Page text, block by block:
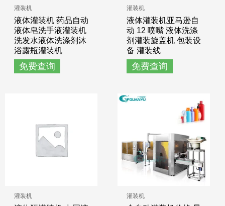
灌装机
液体灌装机 药品自动
液体皂洗手液灌装机
洗发水液体洗涤剂沐
浴露瓶灌装机
免费查询
灌装机
液体灌装机亚马逊自
动 12 喷嘴 液体洗涤
剂灌装旋盖机 包装设
备 灌装线
免费查询
灌装机 灌装机